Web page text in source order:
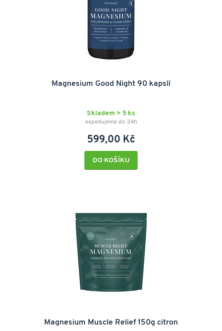
Magnesium Good Night 90 kapslí
Skladem > 5 ks
expedujeme do 24h
599,00 Kč
DO KOŠÍKU
Magnesium Muscle Relief 150g citron